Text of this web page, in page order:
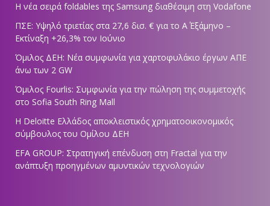
Η νέα σειρά foldables της Samsung διαθέσιμη στη Vodafone
ΠΣΕ: Υψηλό τριετίας στα 27,6 δισ. € για το Α΄ Εξάμηνο –
Εκτίναξη +26,3% τον Ιούνιο
Όμιλος ΔΕΗ: Νέα συμφωνία για χαρτοφυλάκιο έργων ΑΠΕ
άνω των 2 GW
Όμιλος Fourlis: Συμφωνία για την πώληση της συμμετοχής
στο Sofia South Ring Mall
Η Deloitte Ελλάδος αποκλειστικός χρηματοοικονομικός
σύμβουλος του Ομίλου ΔΕΗ
EFA GROUP: Στρατηγική επένδυση στη Fractal για την
ανάπτυξη προηγμένων αμυντικών τεχνολογιών